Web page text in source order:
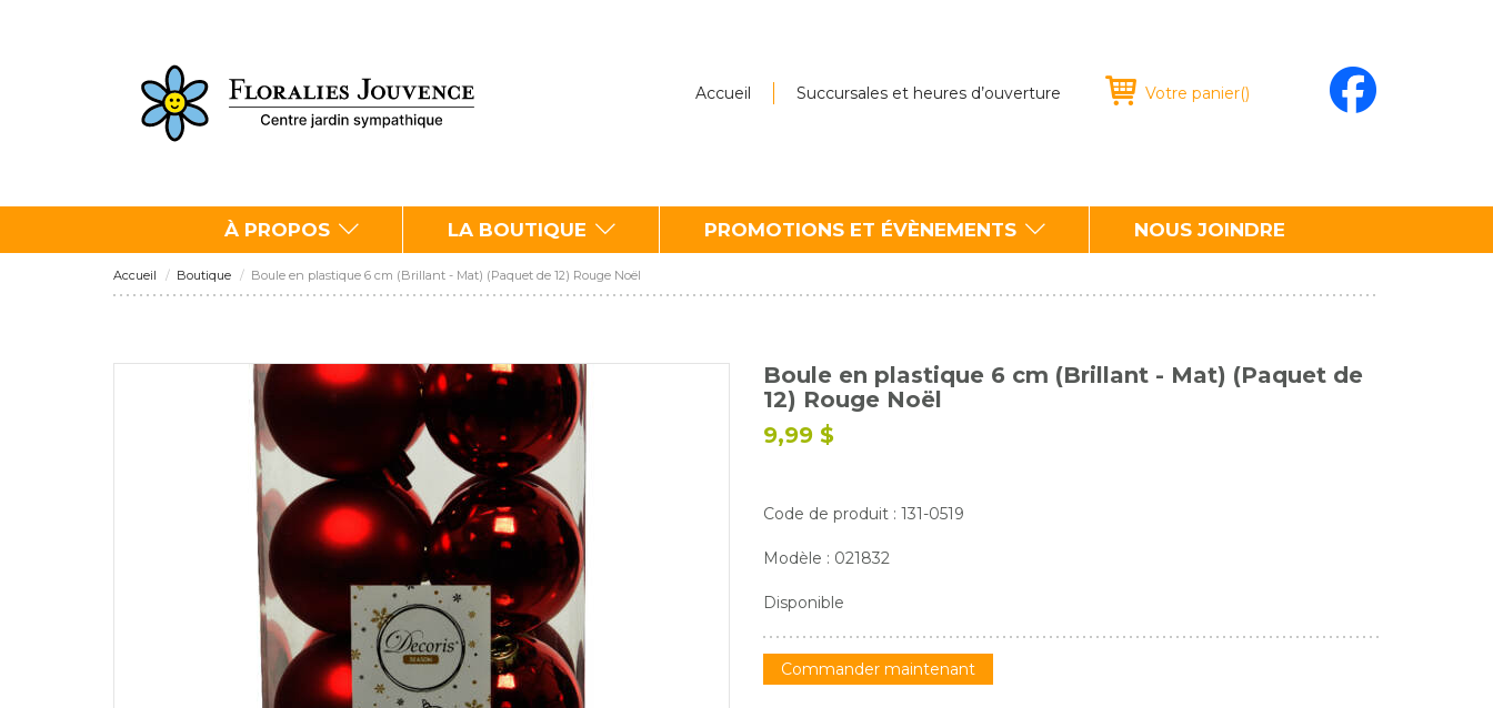
Accueil Succursales et heures d’ouverture Votre panier()
À PROPOS LA BOUTIQUE PROMOTIONS ET ÉVÈNEMENTS NOUS JOINDRE
Accueil Boutique Boule en plastique 6 cm (Brillant - Mat) (Paquet de 12) Rouge Noël
Boule en plastique 6 cm (Brillant - Mat) (Paquet de
12) Rouge Noël
9,99 $
Code de produit : 131-0519
Modèle : 021832
Disponible
Commander maintenant